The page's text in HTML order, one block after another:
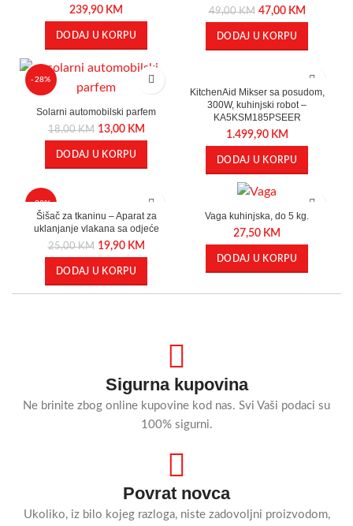
239,90 KM
DODAJ U KORPU
49,00KM 47,00 KM
DODAJ U KORPU
-28%
Solarni automobilski parfem
18,00KM 13,00 KM
DODAJ U KORPU
KitchenAid Mikser sa posudom,
300W, kuhinjski robot –
KA5KSM185PSEER
1.499,90 KM
DODAJ U KORPU
-20%
Šišač za tkaninu – Aparat za
uklanjanje vlakana sa odjeće
25,00KM 19,90 KM
DODAJ U KORPU
Vaga kuhinjska, do 5 kg.
27,50 KM
DODAJ U KORPU
Sigurna kupovina
Ne brinite zbog online kupovine kod nas. Svi Vaši podaci su
100% sigurni.
Povrat novca
Ukoliko, iz bilo kojeg razloga, niste zadovoljni proizvodom,